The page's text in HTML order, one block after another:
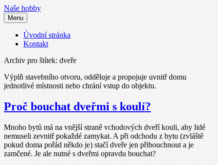
Přejít
k
obsahu
webu
Naše hobby
Menu
Úvodní stránka
Kontakt
Archiv pro štítek: dveře
Výplň stavebního otvoru, odděluje a propojuje uvnitř domu
jednotlivé místnosti nebo chrání vstup do objektu.
Proč bouchat dveřmi s koulí?
Mnoho bytů má na vnější straně vchodových dveří kouli, aby lidé
nemuseli zevnitř pokaždé zamykat. A při odchodu z bytu (zvláště
pokud doma pořád někdo je) stačí dveře jen přibouchnout a je
zamčené. Je ale nutné s dveřmi opravdu bouchat?